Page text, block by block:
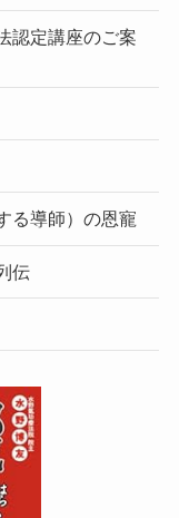
認定講座のご案
る導師）の恩寵
伝